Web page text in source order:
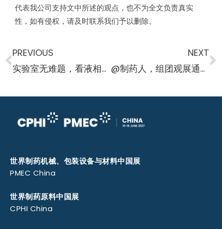
代表我公司支持文中所述的观点，也不为全文负责真实
性，如有侵权，请及时联系我们予以删除。
PREVIOUS
实验室无难题，看液相色谱柱如何四两拨千斤
NEXT
@制药人，组团观展通道已开启，报名解锁专属福利！
世界制药机械、包装设备与材料中国展
PMEC China
世界制药原料中国展
CPHI China